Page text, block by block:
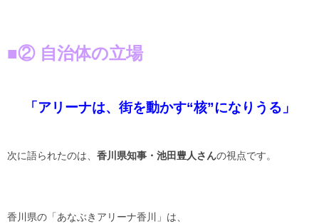
■② 自治体の立場
「アリーナは、街を動かす“核”になりうる」
次に語られたのは、 香川県知事・池田豊人さんの視点です。
香川県の「あなぶきアリーナ香川」は、